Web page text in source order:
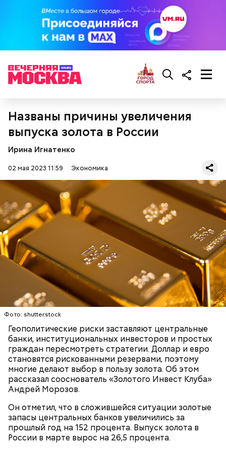
Названы причины увеличения
выпуска золота в России
Ирина Игнатенко
02 мая 2023 11:59 Экономика
Фото: shutterstock
Геополитические риски заставляют центральные
банки, институциональных инвесторов и простых
граждан пересмотреть стратегии. Доллар и евро
становятся рискованными резервами, поэтому
многие делают выбор в пользу золота. Об этом
рассказал сооснователь «Золотого Инвест Клуба»
Андрей Морозов.
Он отметил, что в сложившейся ситуации золотые
запасы центральных банков увеличились за
прошлый год на 152 процента. Выпуск золота в
России в марте вырос на 26,5 процента.